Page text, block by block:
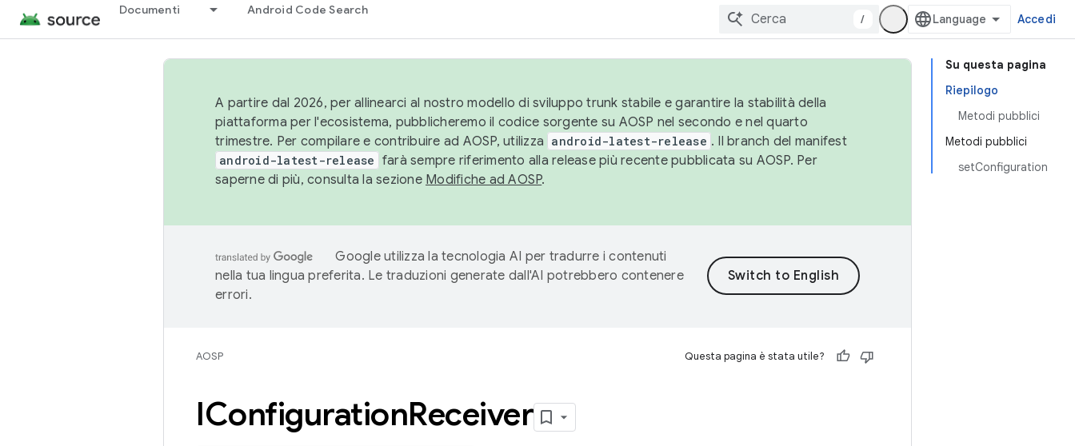
Documenti Android Code Search
/ Accedi
Su questa pagina
Riepilogo
Metodi pubblici
Metodi pubblici
setConfiguration
A partire dal 2026, per allinearci al nostro modello di sviluppo trunk stabile e garantire la stabilità della
piattaforma per l'ecosistema, pubblicheremo il codice sorgente su AOSP nel secondo e nel quarto
trimestre. Per compilare e contribuire ad AOSP, utilizza android-latest-release . Il branch del manifest
android-latest-release farà sempre riferimento alla release più recente pubblicata su AOSP. Per
saperne di più, consulta la sezione Modifiche ad AOSP.
Google utilizza la tecnologia AI per tradurre i contenuti
nella tua lingua preferita. Le traduzioni generate dall'AI potrebbero contenere
errori.
AOSP Questa pagina è stata utile?
IConfigurationReceiver